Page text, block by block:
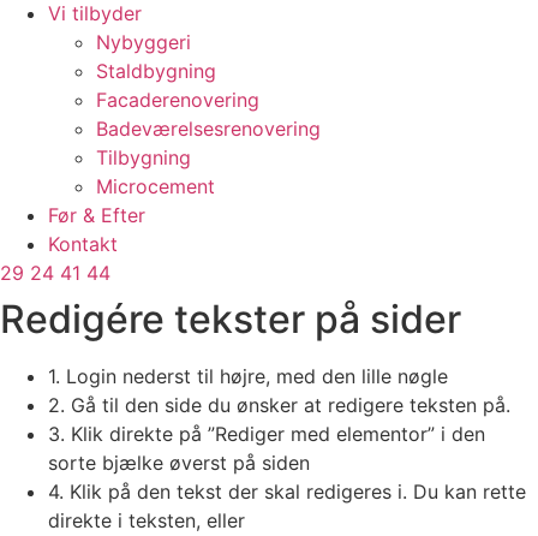
Vi tilbyder
Nybyggeri
Staldbygning​
Facaderenovering
Badeværelsesrenovering
Tilbygning
Microcement
Før & Efter
Kontakt
29 24 41 44
Redigére tekster på sider
1. Login nederst til højre, med den lille nøgle
2. Gå til den side du ønsker at redigere teksten på.
3. Klik direkte på ”Rediger med elementor” i den
sorte bjælke øverst på siden
4. Klik på den tekst der skal redigeres i. Du kan rette
direkte i teksten, eller